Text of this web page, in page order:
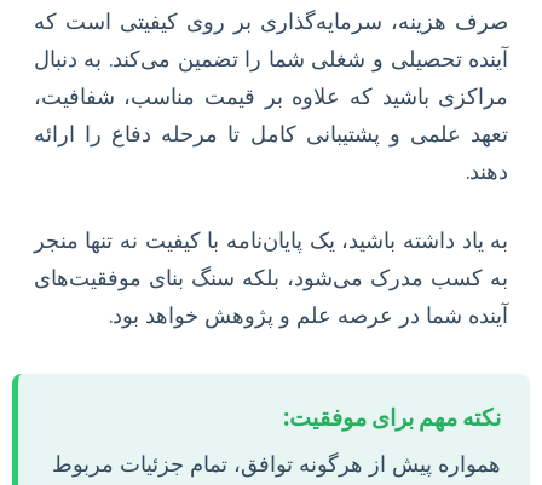
صرف هزینه، سرمایه‌گذاری بر روی کیفیتی است که
آینده تحصیلی و شغلی شما را تضمین می‌کند. به دنبال
مراکزی باشید که علاوه بر قیمت مناسب، شفافیت،
تعهد علمی و پشتیبانی کامل تا مرحله دفاع را ارائه
دهند.
به یاد داشته باشید، یک پایان‌نامه با کیفیت نه تنها منجر
به کسب مدرک می‌شود، بلکه سنگ بنای موفقیت‌های
آینده شما در عرصه علم و پژوهش خواهد بود.
نکته مهم برای موفقیت:
همواره پیش از هرگونه توافق، تمام جزئیات مربوط